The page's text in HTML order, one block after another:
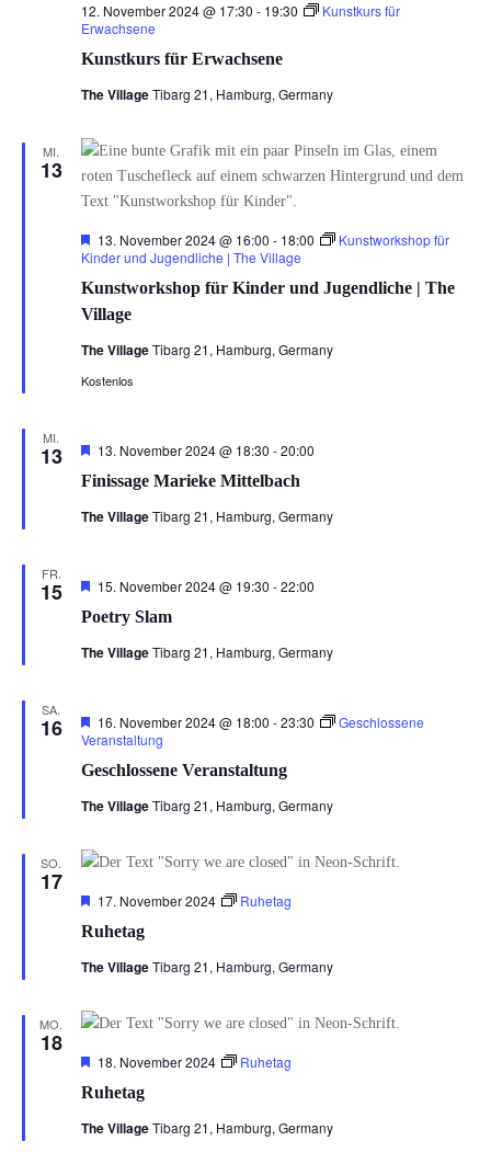
Kunstkurs für Erwachsene
12. November 2024 @ 17:30 - 19:30
Kunstkurs für
Erwachsene
The VillageTibarg 21, Hamburg, Germany
MI.
13
Kunstworkshop für Kinder und Jugendliche | The
Village
Hervorgehoben
13. November 2024 @ 16:00 - 18:00
Kunstworkshop für
Kinder und Jugendliche | The Village
The VillageTibarg 21, Hamburg, Germany
Kostenlos
MI.
13
Finissage Marieke Mittelbach
Hervorgehoben
13. November 2024 @ 18:30 -20:00
The VillageTibarg 21, Hamburg, Germany
FR.
15
Poetry Slam
Hervorgehoben
15. November 2024 @ 19:30 -22:00
The VillageTibarg 21, Hamburg, Germany
SA.
16
Geschlossene Veranstaltung
Hervorgehoben
16. November 2024 @ 18:00 -23:30
Geschlossene
Veranstaltung
The VillageTibarg 21, Hamburg, Germany
SO.
17
Ruhetag
Hervorgehoben
17. November 2024 Ruhetag
The VillageTibarg 21, Hamburg, Germany
MO.
18
Ruhetag
Hervorgehoben
18. November 2024 Ruhetag
The VillageTibarg 21, Hamburg, Germany